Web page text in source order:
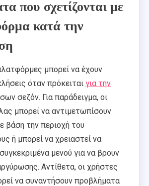
που σχετίζονται με
κατά την
μπορεί να έχουν
όταν πρόκειται για την
σεζόν. Για παράδειγμα, οι
μπορεί να αντιμετωπίσουν
βάση την περιοχή του
ή μπορεί να χρειαστεί να
μενού για να βρουν
Αντίθετα, οι χρήστες
να συναντήσουν προβλήματα